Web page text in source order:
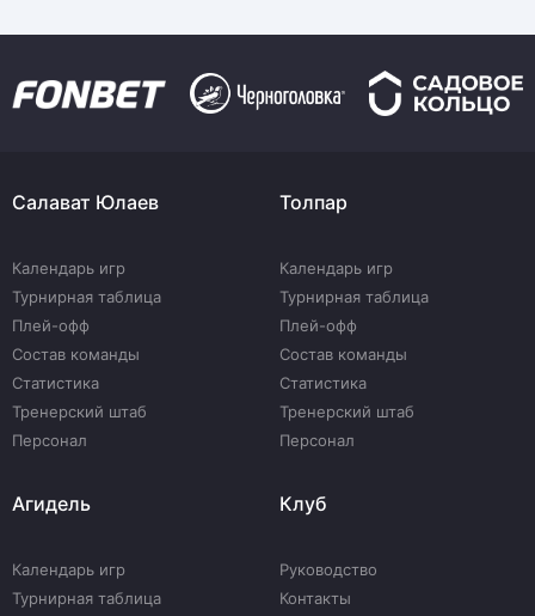
Салават Юлаев
Календарь игр
Турнирная таблица
Плей-офф
Состав команды
Статистика
Тренерский штаб
Персонал
Толпар
Календарь игр
Турнирная таблица
Плей-офф
Состав команды
Статистика
Тренерский штаб
Персонал
Агидель
Календарь игр
Турнирная таблица
Клуб
Руководство
Контакты